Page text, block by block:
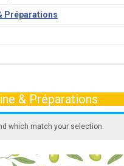
Préparations
& Préparations
which match your selection.